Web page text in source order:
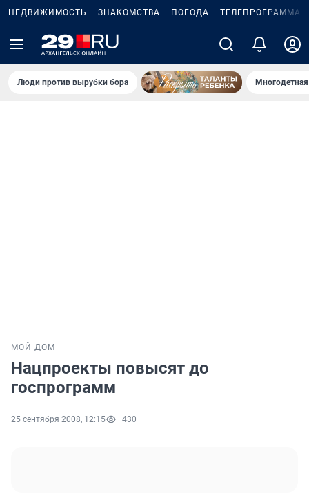
НЕДВИЖИМОСТЬ ЗНАКОМСТВА ПОГОДА ТЕЛЕПРОГРАММА
Люди против вырубки бора
МОЙ ДОМ
Нацпроекты повысят до
госпрограмм
25 сентября 2008, 12:15 430